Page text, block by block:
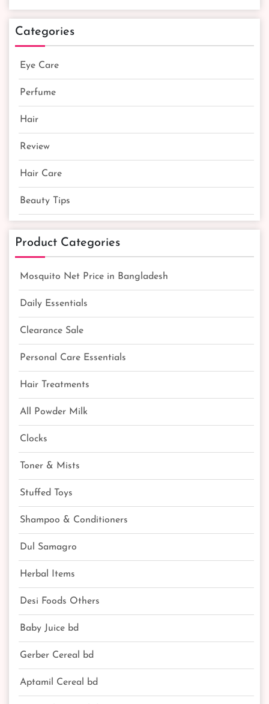
Categories
Eye Care
Perfume
Hair
Review
Hair Care
Beauty Tips
Product Categories
Mosquito Net Price in Bangladesh
Daily Essentials
Clearance Sale
Personal Care Essentials
Hair Treatments
All Powder Milk
Clocks
Toner & Mists
Stuffed Toys
Shampoo & Conditioners
Dul Samagro
Herbal Items
Desi Foods Others
Baby Juice bd
Gerber Cereal bd
Aptamil Cereal bd